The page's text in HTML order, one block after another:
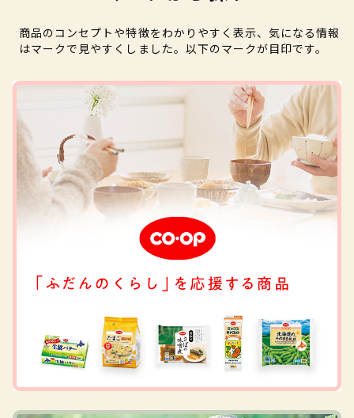
商品のコンセプトや特徴をわかりやすく表示、気になる情報
はマークで見やすくしました。以下のマークが目印です。